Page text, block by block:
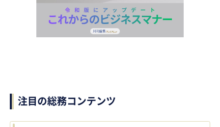
注目の総務コンテンツ